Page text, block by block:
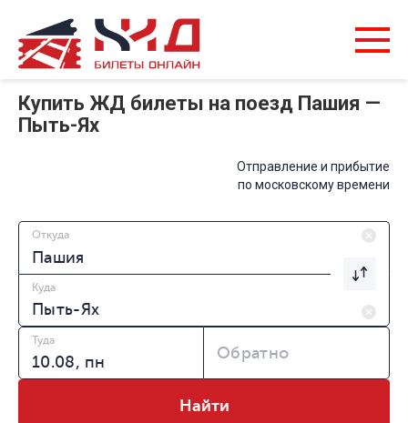
Купить ЖД билеты на поезд Пашия —
Пыть-Ях
Отправление и прибытие
по московскому времени
Откуда
Куда
Туда
Обратно
Найти